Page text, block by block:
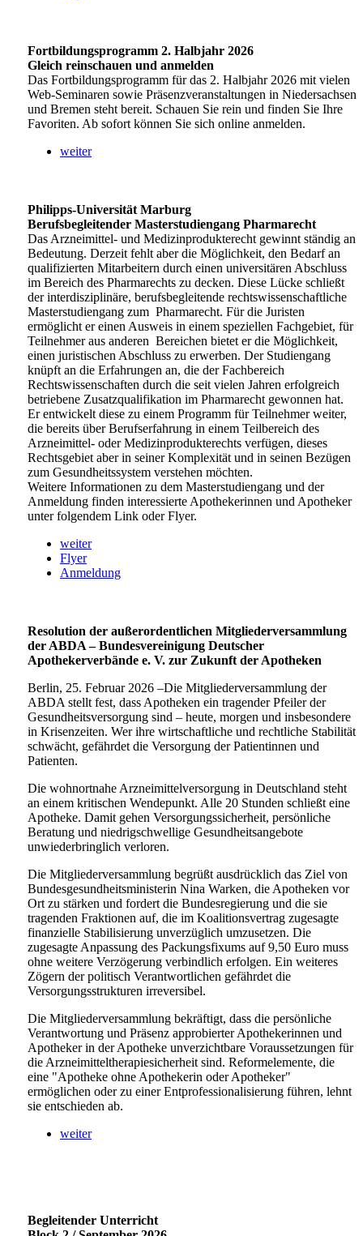
Fortbildungsprogramm 2. Halbjahr 2026
Gleich reinschauen und anmelden
Das Fortbildungsprogramm für das 2. Halbjahr 2026 mit vielen
Web-Seminaren sowie Präsenzveranstaltungen in Niedersachsen
und Bremen steht bereit. Schauen Sie rein und finden Sie Ihre
Favoriten. Ab sofort können Sie sich online anmelden.
weiter
Philipps-Universität Marburg
Berufsbegleitender Masterstudiengang Pharmarecht
Das Arzneimittel- und Medizinprodukterecht gewinnt ständig an
Bedeutung. Derzeit fehlt aber die Möglichkeit, den Bedarf an
qualifizierten Mitarbeitern durch einen universitären Abschluss
im Bereich des Pharmarechts zu decken. Diese Lücke schließt
der interdisziplinäre, berufsbegleitende rechtswissenschaftliche
Masterstudiengang zum Pharmarecht. Für die Juristen
ermöglicht er einen Ausweis in einem speziellen Fachgebiet, für
Teilnehmer aus anderen Bereichen bietet er die Möglichkeit,
einen juristischen Abschluss zu erwerben. Der Studiengang
knüpft an die Erfahrungen an, die der Fachbereich
Rechtswissenschaften durch die seit vielen Jahren erfolgreich
betriebene Zusatzqualifikation im Pharmarecht gewonnen hat.
Er entwickelt diese zu einem Programm für Teilnehmer weiter,
die bereits über Berufserfahrung in einem Teilbereich des
Arzneimittel- oder Medizinprodukterechts verfügen, dieses
Rechtsgebiet aber in seiner Komplexität und in seinen Bezügen
zum Gesundheitssystem verstehen möchten.
Weitere Informationen zu dem Masterstudiengang und der
Anmeldung finden interessierte Apothekerinnen und Apotheker
unter folgendem Link oder Flyer.
weiter
Flyer
Anmeldung
Resolution der außerordentlichen Mitgliederversammlung
der ABDA – Bundesvereinigung Deutscher
Apothekerverbände e. V. zur Zukunft der Apotheken
Berlin, 25. Februar 2026 –Die Mitgliederversammlung der
ABDA stellt fest, dass Apotheken ein tragender Pfeiler der
Gesundheitsversorgung sind – heute, morgen und insbesondere
in Krisenzeiten. Wer ihre wirtschaftliche und rechtliche Stabilität
schwächt, gefährdet die Versorgung der Patientinnen und
Patienten.
Die wohnortnahe Arzneimittelversorgung in Deutschland steht
an einem kritischen Wendepunkt. Alle 20 Stunden schließt eine
Apotheke. Damit gehen Versorgungssicherheit, persönliche
Beratung und niedrigschwellige Gesundheitsangebote
unwiederbringlich verloren.
Die Mitgliederversammlung begrüßt ausdrücklich das Ziel von
Bundesgesundheitsministerin Nina Warken, die Apotheken vor
Ort zu stärken und fordert die Bundesregierung und die sie
tragenden Fraktionen auf, die im Koalitionsvertrag zugesagte
finanzielle Stabilisierung unverzüglich umzusetzen. Die
zugesagte Anpassung des Packungsfixums auf 9,50 Euro muss
ohne weitere Verzögerung verbindlich erfolgen. Ein weiteres
Zögern der politisch Verantwortlichen gefährdet die
Versorgungsstrukturen irreversibel.
Die Mitgliederversammlung bekräftigt, dass die persönliche
Verantwortung und Präsenz approbierter Apothekerinnen und
Apotheker in der Apotheke unverzichtbare Voraussetzungen für
die Arzneimitteltherapiesicherheit sind. Reformelemente, die
eine "Apotheke ohne Apothekerin oder Apotheker"
ermöglichen oder zu einer Entprofessionalisierung führen, lehnt
sie entschieden ab.
weiter
Begleitender Unterricht